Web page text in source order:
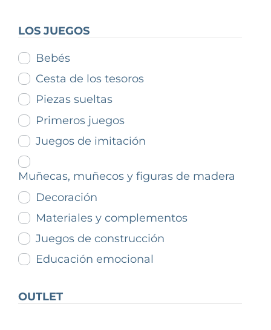
LOS JUEGOS
Bebés
Cesta de los tesoros
Piezas sueltas
Primeros juegos
Juegos de imitación
Muñecas, muñecos y figuras de madera
Decoración
Materiales y complementos
Juegos de construcción
Educación emocional
OUTLET